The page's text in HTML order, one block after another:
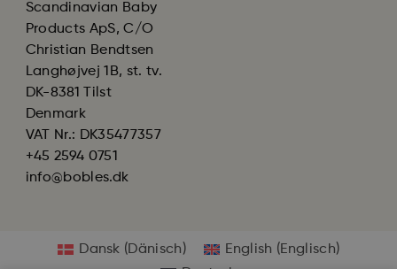
Scandinavian Baby
Products ApS, C/O
Christian Bendtsen
Langhøjvej 1B, st. tv.
DK-8381 Tilst
Denmark
VAT Nr.: DK35477357
+45 2594 0751
info@bobles.dk
Dansk (Dänisch) English (Englisch)